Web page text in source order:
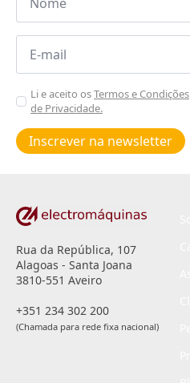
Email
Aceitar
Poiticas
de
privacidade
Li e aceito osTermos e Condições
de Privacidade.
Inscrever na newsletter
Rua da República, 107
Alagoas - Santa Joana
3810-551 Aveiro
+351 234 302 200
(Chamada para rede fixa nacional)